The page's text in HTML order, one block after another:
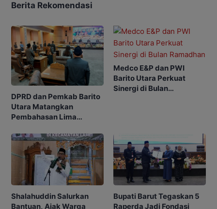
Berita Rekomendasi
DPRD dan Pemkab Barito
Utara Matangkan
Pembahasan Lima
Medco E&P dan PWI
Barito Utara Perkuat
Sinergi di Bulan
Shalahuddin Salurkan
Bantuan, Ajak Warga
Bupati Barut Tegaskan 5
Raperda Jadi Fondasi